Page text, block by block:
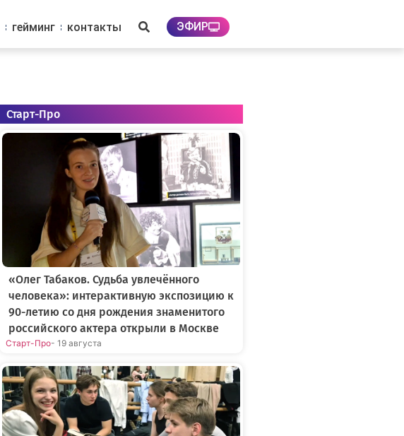
гейминг контакты ЭФИР
Старт-Про
«Олег Табаков. Судьба увлечённого
человека»: интерактивную экспозицию к
90-летию со дня рождения знаменитого
российского актера открыли в Москве
Старт-Про- 19 августа